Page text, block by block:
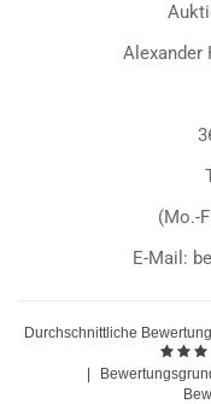
Alexander
(Mo.-
E-Mail:
Durchschnittliche